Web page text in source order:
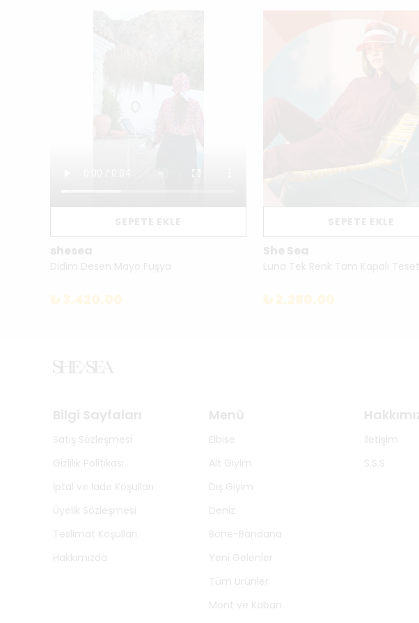
shesea
Didim Desen Mayo Fuşya
₺ 3,420.00
She Sea
₺ 2,280.00
Bilgi Sayfaları
Satış Sözleşmesi
Gizlilik Politikası
İptal ve İade Koşulları
Üyelik Sözleşmesi
Teslimat Koşulları
Hakkımızda
Menü
Elbise
Alt Giyim
Dış Giyim
Deniz
Bone-Bandana
Yeni Gelenler
Tüm Ürünler
Mont ve Kaban
İletişim
S.S.S